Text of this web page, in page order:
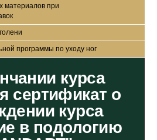
материалов при
программы по уходу ног
очень
поэтому у
человек,
моделях